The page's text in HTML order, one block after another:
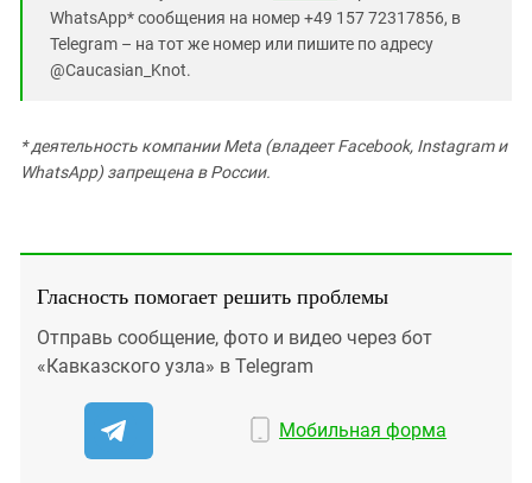
WhatsApp* сообщения на номер +49 157 72317856, в
Telegram – на тот же номер или пишите по адресу
@Caucasian_Knot.
* деятельность компании Meta (владеет Facebook, Instagram и
WhatsApp) запрещена в России.
Гласность помогает решить проблемы
Отправь сообщение, фото и видео через бот
«Кавказского узла» в Telegram
Мобильная форма